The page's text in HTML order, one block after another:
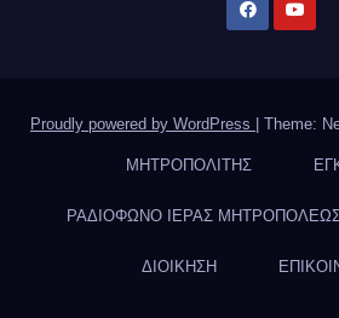
Proudly powered by WordPress Theme:
ΜΗΤΡΟΠΟΛΙΤΗΣ
ΡΑΔΙΟΦΩΝΟ ΙΕΡΑΣ
ΔΙΟΙΚΗΣΗ